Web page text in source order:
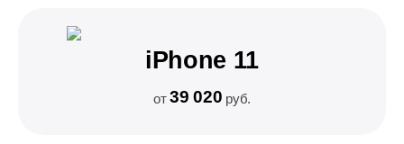
iPhone 11
от39 020 руб.